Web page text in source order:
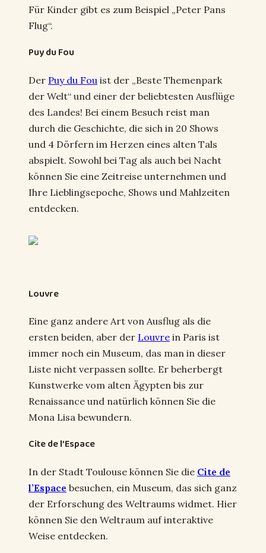
Für Kinder gibt es zum Beispiel „Peter Pans
Flug“.
Puy du Fou
Der Puy du Fou ist der „Beste Themenpark
der Welt“ und einer der beliebtesten Ausflüge
des Landes! Bei einem Besuch reist man
durch die Geschichte, die sich in 20 Shows
und 4 Dörfern im Herzen eines alten Tals
abspielt. Sowohl bei Tag als auch bei Nacht
können Sie eine Zeitreise unternehmen und
Ihre Lieblingsepoche, Shows und Mahlzeiten
entdecken.
Louvre
Eine ganz andere Art von Ausflug als die
ersten beiden, aber der Louvre in Paris ist
immer noch ein Museum, das man in dieser
Liste nicht verpassen sollte. Er beherbergt
Kunstwerke vom alten Ägypten bis zur
Renaissance und natürlich können Sie die
Mona Lisa bewundern.
Cite de l’Espace
In der Stadt Toulouse können Sie die Cite de
l’Espace besuchen, ein Museum, das sich ganz
der Erforschung des Weltraums widmet. Hier
können Sie den Weltraum auf interaktive
Weise entdecken.